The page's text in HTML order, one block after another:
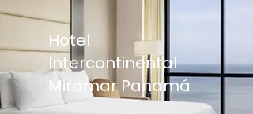
Hotel
Intercontinental
Miramar Panamá